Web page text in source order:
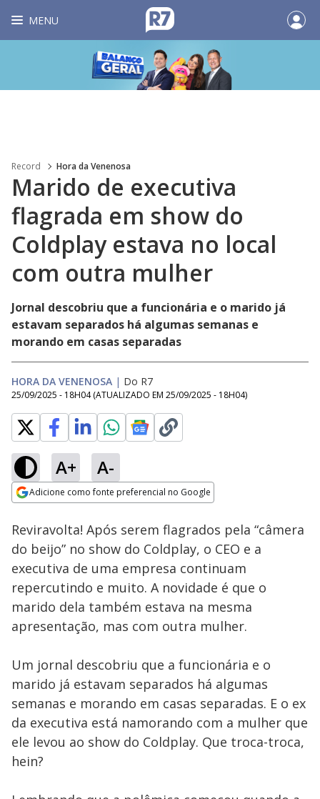
MENU
Record Hora da Venenosa
Marido de executiva
flagrada em show do
Coldplay estava no local
com outra mulher
Jornal descobriu que a funcionária e o marido já
estavam separados há algumas semanas e
morando em casas separadas
HORA DA VENENOSA | Do R7
25/09/2025 - 18H04 (ATUALIZADO EM 25/09/2025 - 18H04)
A+ A-
Adicione como fonte preferencial no Google
Ativar
100.00%
Reviravolta! Após serem flagrados pela “câmera
do beijo” no show do Coldplay, o CEO e a
executiva de uma empresa continuam
repercutindo e muito. A novidade é que o
marido dela também estava na mesma
apresentação, mas com outra mulher.
Um jornal descobriu que a funcionária e o
marido já estavam separados há algumas
semanas e morando em casas separadas. E o ex
da executiva está namorando com a mulher que
ele levou ao show do Coldplay. Que troca-troca,
hein?